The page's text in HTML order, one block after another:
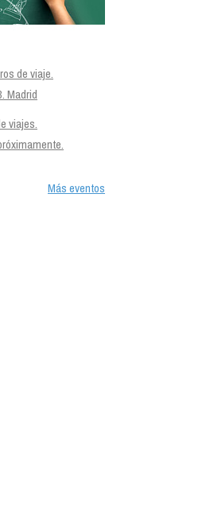
de viaje.
Madrid
viajes.
Más eventos